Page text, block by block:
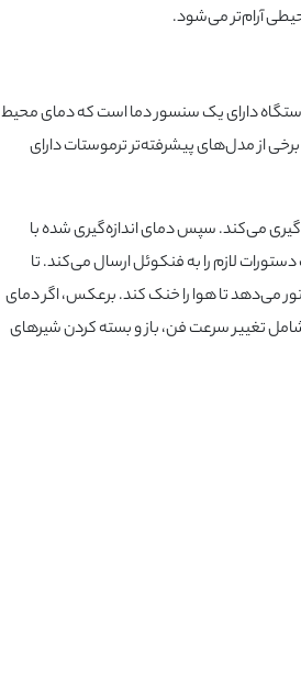
آرام‌تر می‌شود.
دارای یک سنسور دما است که دمای محیط
از مدل‌های پیشرفته‌تر ترموستات دارای
می‌کند. سپس دمای اندازه‌گیری شده با
لازم را به فنکوئل ارسال می‌کند. تا
می‌دهد تا هوا را خنک کند. برعکس، اگر دمای
تغییر سرعت فن، باز و بسته کردن شیرهای